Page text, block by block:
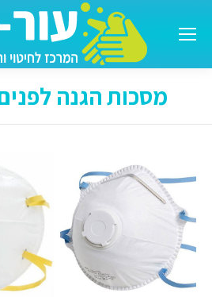
מסכות הגנה